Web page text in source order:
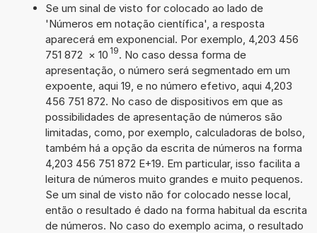
Se um sinal de visto for colocado ao lado de
'Números em notação científica', a resposta
aparecerá em exponencial. Por exemplo, 4,203 456
751 872 × 10 19. No caso dessa forma de
apresentação, o número será segmentado em um
expoente, aqui 19, e no número efetivo, aqui 4,203
456 751 872. No caso de dispositivos em que as
possibilidades de apresentação de números são
limitadas, como, por exemplo, calculadoras de bolso,
também há a opção da escrita de números na forma
4,203 456 751 872 E+19. Em particular, isso facilita a
leitura de números muito grandes e muito pequenos.
Se um sinal de visto não for colocado nesse local,
então o resultado é dado na forma habitual da escrita
de números. No caso do exemplo acima, o resultado